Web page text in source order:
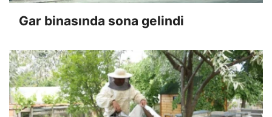
Gar binasında sona gelindi